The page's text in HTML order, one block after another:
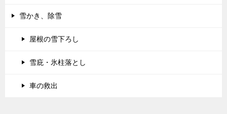
雪かき、除雪
屋根の雪下ろし
雪庇・氷柱落とし
車の救出